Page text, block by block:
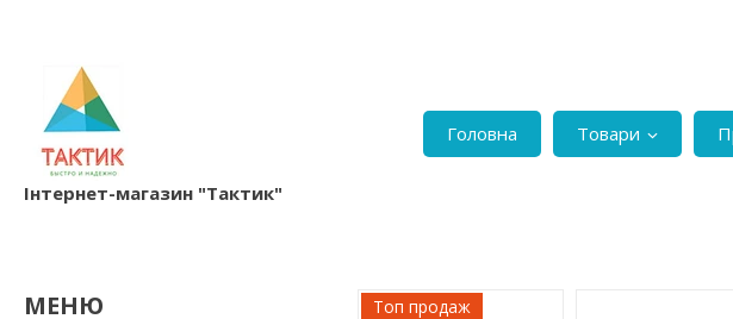
Інтернет-магазин "Тактик"
Головна Товари
Топ продаж